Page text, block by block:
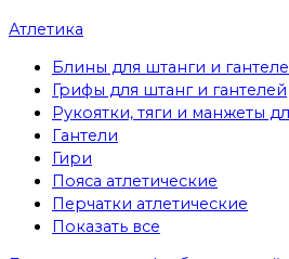
Атлетика
Блины для штанги и
Грифы для штанг и гантелей
Рукоятки, тяги и манжеты
Гантели
Гири
Пояса атлетические
Перчатки атлетические
Показать все